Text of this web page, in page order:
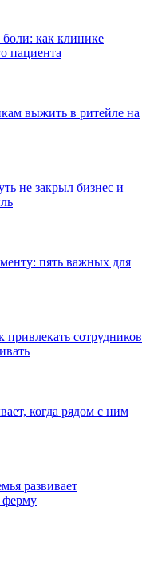
как клинике
пациента
выжить в ритейле на
не закрыл бизнес и
пять важных для
привлекать сотрудников
когда рядом с ним
развивает
ферму